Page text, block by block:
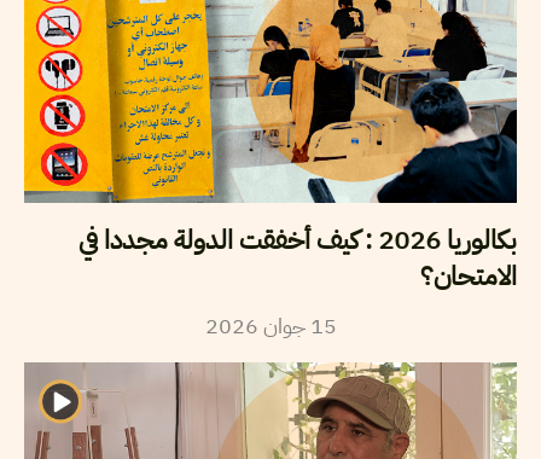
بكالوريا 2026 : كيف أخفقت الدولة مجددا في
الامتحان؟
15 جوان2026